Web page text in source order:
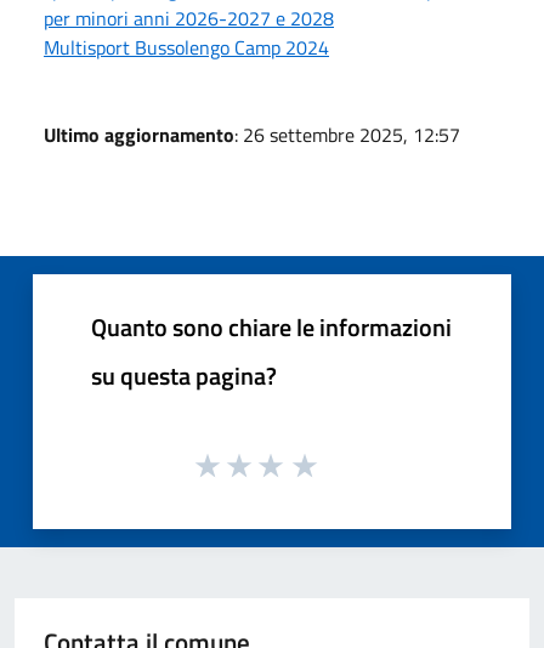
per minori anni 2026-2027 e 2028
Multisport Bussolengo Camp 2024
Ultimo aggiornamento: 26 settembre 2025, 12:57
Quanto sono chiare le informazioni
su questa pagina?